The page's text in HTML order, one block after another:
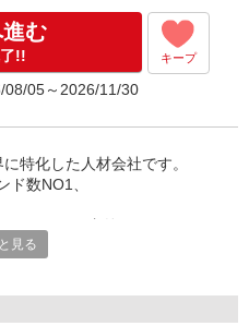
む
!! キープ
08/05～2026/11/30
特化した人材会社です。
ド数NO1、
お仕事を御紹介しております
化した
見る